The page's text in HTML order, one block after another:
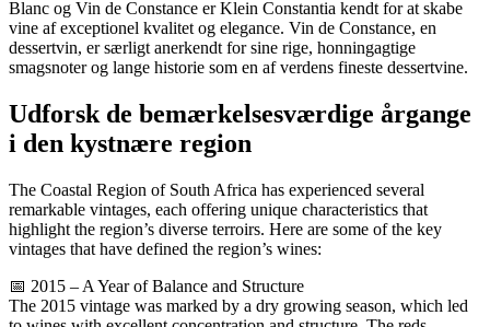
Blanc og Vin de Constance er Klein Constantia kendt for at skabe
vine af exceptionel kvalitet og elegance. Vin de Constance, en
dessertvin, er særligt anerkendt for sine rige, honningagtige
smagsnoter og lange historie som en af verdens fineste dessertvine.
Udforsk de bemærkelsesværdige årgange
i den kystnære region
The Coastal Region of South Africa has experienced several
remarkable vintages, each offering unique characteristics that
highlight the region’s diverse terroirs. Here are some of the key
vintages that have defined the region’s wines:
📅 2015 – A Year of Balance and Structure
The 2015 vintage was marked by a dry growing season, which led